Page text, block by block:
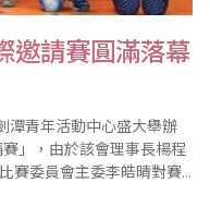
邀請賽圓滿落幕
潭青年活動中心盛大舉辦
」，由於該會理事長楊程
賽委員會主委李皓晴對賽